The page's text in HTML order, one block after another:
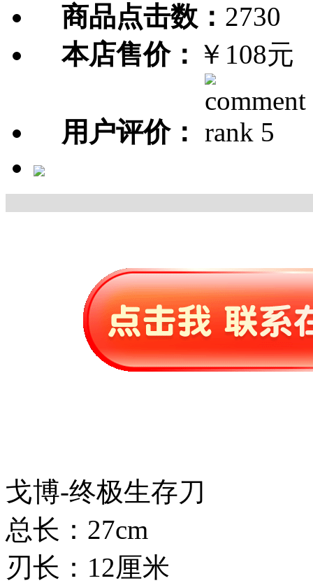
商品点击数： 2730
本店售价： ￥108元
用户评价：
戈博-终极生存刀
总长：27cm
刃长：12厘米